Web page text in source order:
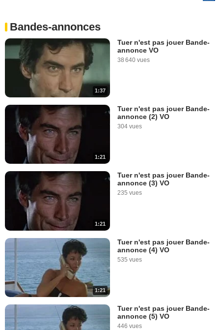
Bandes-annonces
1:37
Tuer n'est pas jouer Bande-
annonce VO
38 640 vues
1:21
Tuer n'est pas jouer Bande-
annonce (2) VO
304 vues
1:21
Tuer n'est pas jouer Bande-
annonce (3) VO
235 vues
1:21
Tuer n'est pas jouer Bande-
annonce (4) VO
535 vues
Tuer n'est pas jouer Bande-
annonce (5) VO
446 vues